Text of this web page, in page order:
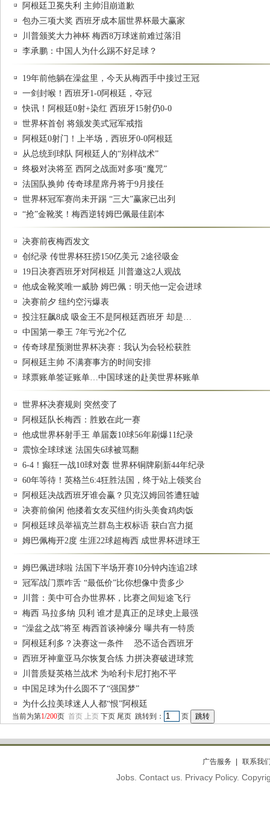
阿根廷卫冕失利 主帅泪崩道歉
包办三项大奖 西班牙成本届世界杯最大赢家
川普颁奖大力神杯 梅西8万球迷前难过落泪
李承鹏：中国人为什么踢不好足球？
19年前他躺在澡盆里，今天从梅西手中接过王冠
一剑封喉！西班牙1-0阿根廷，夺冠
快讯！阿根廷0射+染红 西班牙15射仍0-0
世界杯首创 将颁发美式冠军戒指
阿根廷0射门！上半场，西班牙0-0阿根廷
从总统到球队 阿根廷人的“别样战术”
终极对决将至 西阿之战面对多项“魔咒”
法国队换帅 传奇球星席丹将于9月接任
世界杯冠军赛尚未开踢 “三大”赢家已出列
“抢”金靴奖！梅西逆转姆巴佩最佳剧本
决赛前夜梅西发文
创纪录 传世界杯狂捞150亿美元 2途径吸金
19日决赛西班牙对阿根廷 川普邀这2人观战
他成金靴奖唯一威胁 姆巴佩：明天他一定会进球
决赛前夕 纽约空污爆表
投注狂飙8成 吸金王不是阿根廷西班牙 却是…
中国第一拳王 7年亏光2个亿
传奇球星预测世界杯决赛：我认为会轻松获胜
阿根廷主帅 不满赛事方的时间安排
球票账单签证账单…中国球迷的赴美世界杯账单
世界杯决赛规则 突然变了
阿根廷队长梅西：胜败在此一赛
他成世界杯射手王 单届轰10球56年刷爆11纪录
震惊全球球迷 法国失6球被骂翻
6-4！癫狂一战10球对轰 世界杯铜牌刷新44年纪录
60年等待！英格兰6:4狂胜法国，终于站上领奖台
阿根廷决战西班牙谁会赢？贝克汉姆回答遭狂嘘
决赛前偷闲 他搂着女友买纽约街头美食鸡肉饭
阿根廷球员举福克兰群岛主权标语 获白宫力挺
姆巴佩梅开2度 生涯22球超梅西 成世界杯进球王
姆巴佩进球啦 法国下半场开赛10分钟内连追2球
冠军战门票咋舌 “最低价”比你想像中贵多少
川普：美中可合办世界杯，比赛之间短途飞行
梅西 马拉多纳 贝利 谁才是真正的足球史上最强
“澡盆之战”将至 梅西首谈神缘分 曝共有一特质
阿根廷利多？决赛这一条件 恐不适合西班牙
西班牙神童亚马尔恢复合练 力拼决赛破进球荒
川普质疑英格兰战术 为哈利卡尼打抱不平
中国足球为什么圆不了“强国梦”
为什么拉美球迷人人都“恨”阿根廷
当前为第1/200页 首页 上页 下页 尾页 跳转到： 页
广告服务 联系我
Jobs. Contact us. Privacy Policy.